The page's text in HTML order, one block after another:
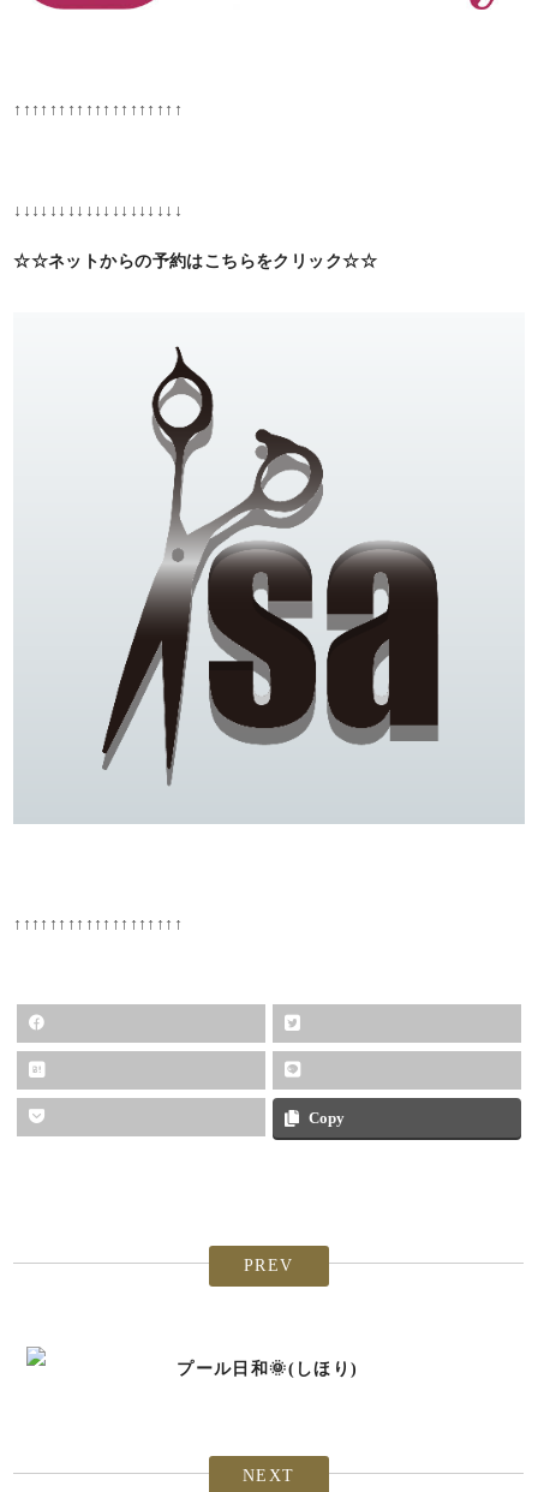
↑↑↑↑↑↑↑↑↑↑↑↑↑↑↑↑↑↑↑
↓↓↓↓↓↓↓↓↓↓↓↓↓↓↓↓↓↓↓
☆☆ネットからの予約はこちらをクリック☆☆
↑↑↑↑↑↑↑↑↑↑↑↑↑↑↑↑↑↑↑
Copy
PREV
プール日和🌞(しほり)
NEXT